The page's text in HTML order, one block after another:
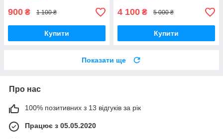
900 ₴ 1 100 ₴
Купити
4 100 ₴ 5 000 ₴
Купити
Показати ще
Про нас
100% позитивних з 13 відгуків за рік
Працює з 05.05.2020